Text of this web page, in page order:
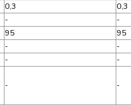
0,3
0,3
-
-
95
95
-
-
- -
- -